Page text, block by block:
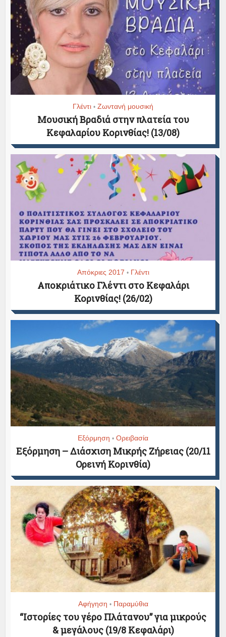
Γλέντι • Ζωντανή μουσική
Μουσική Βραδιά στην πλατεία του
Κεφαλαρίου Κορινθίας! (13/08)
Απόκριες 2017 • Γλέντι
Αποκριάτικο Γλέντι στο Κεφαλάρι
Κορινθίας! (26/02)
Εξόρμηση • Ορειβασία
Εξόρμηση – Διάσχιση Μικρής Ζήρειας (20/11
Ορεινή Κορινθία)
Αφήγηση • Παραμύθια
“Ιστορίες του γέρο Πλάτανου” για μικρούς
& μεγάλους (19/8 Κεφαλάρι)